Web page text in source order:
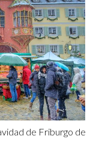
de Friburgo de